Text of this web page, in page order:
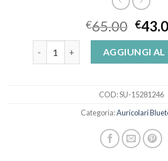
€65.00 €
auricolari bluetooth quantità
AGGIUNGI AL
COD:SU-15281246
Categoria:Auricolari